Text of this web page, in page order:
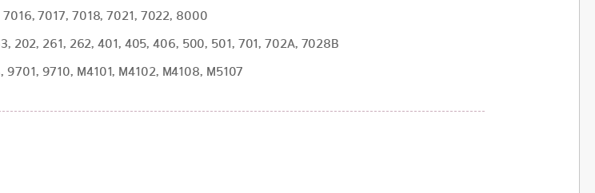
7016, 7017, 7018, 7021, 7022, 8000
202, 261, 262, 401, 405, 406, 500, 501, 701, 702A, 7028B
9710, M4101, M4102, M4108, M5107